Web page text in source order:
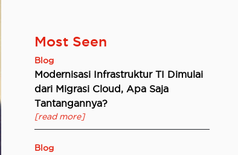
Most Seen
Blog
Modernisasi Infrastruktur TI Dimulai
dari Migrasi Cloud, Apa Saja
Tantangannya?
[read more]
Blog